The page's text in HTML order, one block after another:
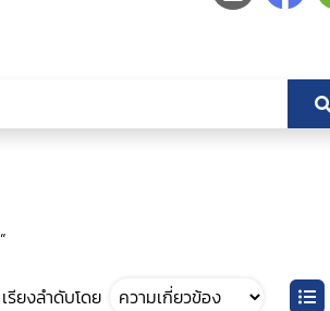
เรียงลำดับโดย